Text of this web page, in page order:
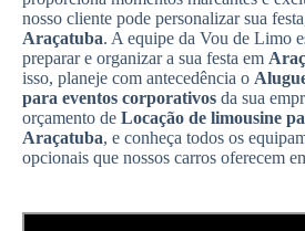
nosso cliente pode personalizar sua
Araçatuba. A equipe da Vou de Limo
preparar e organizar a sua festa em
isso, planeje com antecedência o
para eventos corporativos da sua
orçamento de Locação de limousine
Araçatuba, e conheça todos os
opcionais que nossos carros oferecem